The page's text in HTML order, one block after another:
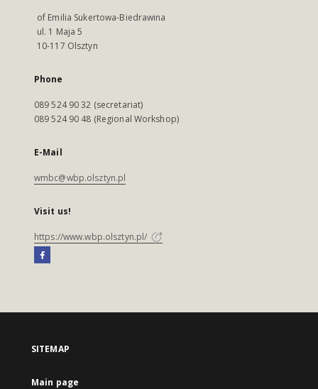
of Emilia Sukertowa-Biedrawina
ul. 1 Maja 5
10-117 Olsztyn
Phone
089 524 90 32 (secretariat)
089 524 90 48 (Regional Workshop)
E-Mail
wmbc@wbp.olsztyn.pl
Visit us!
https://www.wbp.olsztyn.pl/
SITEMAP
Main page